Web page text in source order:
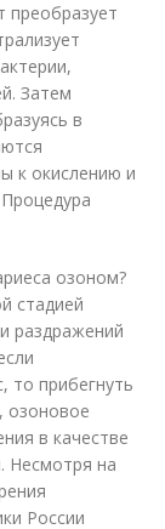
преобразует
Затем
в
к окислению и
озоном?
стадией
раздражений
то прибегнуть
озоновое
в качестве
Несмотря на
России